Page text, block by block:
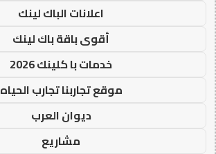
اعلانات الباك لينك
أقوى باقة باك لينك
خدمات با كلينك 2026
موقع تجاربنا تجارب الحياه
ديوان العرب
مشاريع